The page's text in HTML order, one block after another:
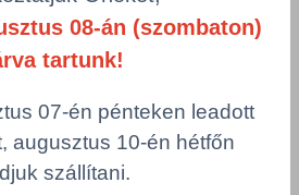
választás
08-án (szombaton)
tartunk!
07-én pénteken leadott
augusztus 10-én hétfőn
szállítani.